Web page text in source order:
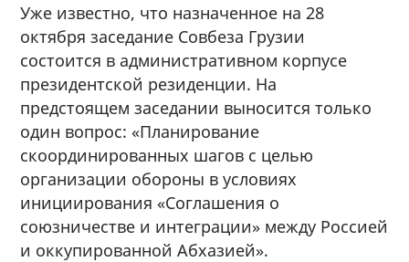
Уже известно, что назначенное на 28
октября заседание Совбеза Грузии
состоится в административном корпусе
президентской резиденции. На
предстоящем заседании выносится только
один вопрос: «Планирование
скоординированных шагов с целью
организации обороны в условиях
инициирования «Соглашения о
союзничестве и интеграции» между Россией
и оккупированной Абхазией».